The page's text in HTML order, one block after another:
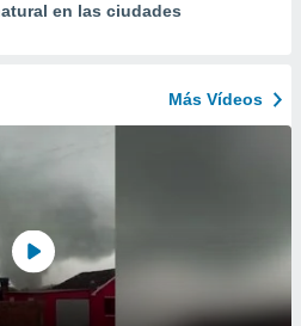
en las ciudades
Más Vídeos